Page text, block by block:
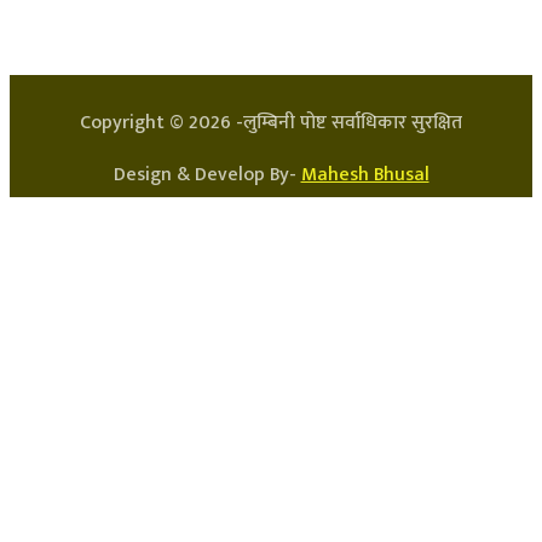
Copyright ©2026 -लुम्बिनी पोष्ट सर्वाधिकार सुरक्षित
Design & Develop By-Mahesh Bhusal